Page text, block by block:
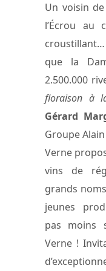
Un voisin
l’Écrou au
que la
2.500.000
floraison à
Gérard
Groupe
Verne
vins de
grands
jeunes
pas moins
Verne !